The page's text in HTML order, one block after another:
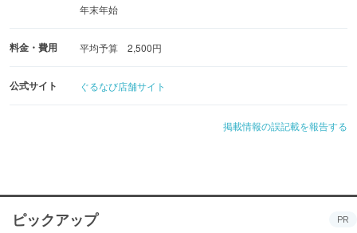
女子会・飲み会・10名前後の大人数宴会などにおすすめ
年末年始
料金・費用 平均予算 2,500円
公式サイト ぐるなび店舗サイト
掲載情報の誤記載を報告する
ピックアップ PR